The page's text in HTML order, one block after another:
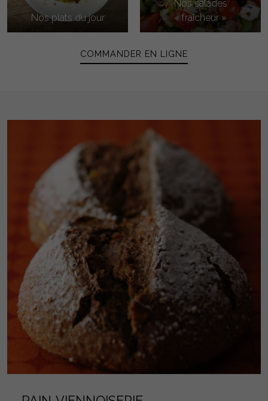
Nos plats du jour
Nos salades
« fraicheur »
COMMANDER EN LIGNE